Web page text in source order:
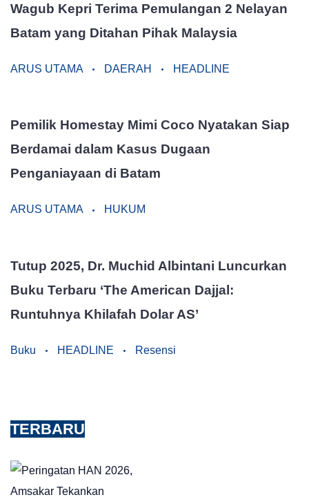
Wagub Kepri Terima Pemulangan 2 Nelayan
Batam yang Ditahan Pihak Malaysia
ARUS UTAMA DAERAH HEADLINE
Pemilik Homestay Mimi Coco Nyatakan Siap
Berdamai dalam Kasus Dugaan
Penganiayaan di Batam
ARUS UTAMA HUKUM
Tutup 2025, Dr. Muchid Albintani Luncurkan
Buku Terbaru ‘The American Dajjal:
Runtuhnya Khilafah Dolar AS’
Buku HEADLINE Resensi
TERBARU